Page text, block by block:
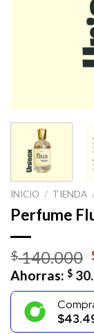
INICIO / TIENDA
Perfume
$140.000
Ahorras: $